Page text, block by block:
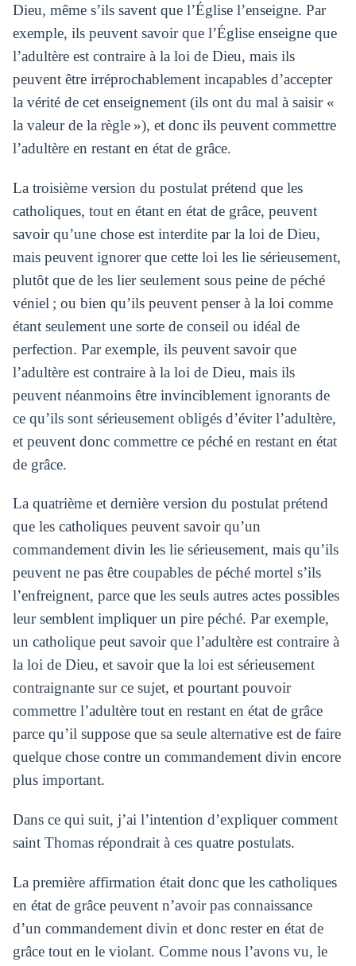
Dieu, même s’ils savent que l’Église l’enseigne. Par
exemple, ils peuvent savoir que l’Église enseigne que
l’adultère est contraire à la loi de Dieu, mais ils
peuvent être irréprochablement incapables d’accepter
la vérité de cet enseignement (ils ont du mal à saisir «
la valeur de la règle »), et donc ils peuvent commettre
l’adultère en restant en état de grâce.
La troisième version du postulat prétend que les
catholiques, tout en étant en état de grâce, peuvent
savoir qu’une chose est interdite par la loi de Dieu,
mais peuvent ignorer que cette loi les lie sérieusement,
plutôt que de les lier seulement sous peine de péché
véniel ; ou bien qu’ils peuvent penser à la loi comme
étant seulement une sorte de conseil ou idéal de
perfection. Par exemple, ils peuvent savoir que
l’adultère est contraire à la loi de Dieu, mais ils
peuvent néanmoins être invinciblement ignorants de
ce qu’ils sont sérieusement obligés d’éviter l’adultère,
et peuvent donc commettre ce péché en restant en état
de grâce.
La quatrième et dernière version du postulat prétend
que les catholiques peuvent savoir qu’un
commandement divin les lie sérieusement, mais qu’ils
peuvent ne pas être coupables de péché mortel s’ils
l’enfreignent, parce que les seuls autres actes possibles
leur semblent impliquer un pire péché. Par exemple,
un catholique peut savoir que l’adultère est contraire à
la loi de Dieu, et savoir que la loi est sérieusement
contraignante sur ce sujet, et pourtant pouvoir
commettre l’adultère tout en restant en état de grâce
parce qu’il suppose que sa seule alternative est de faire
quelque chose contre un commandement divin encore
plus important.
Dans ce qui suit, j’ai l’intention d’expliquer comment
saint Thomas répondrait à ces quatre postulats.
La première affirmation était donc que les catholiques
en état de grâce peuvent n’avoir pas connaissance
d’un commandement divin et donc rester en état de
grâce tout en le violant. Comme nous l’avons vu, le